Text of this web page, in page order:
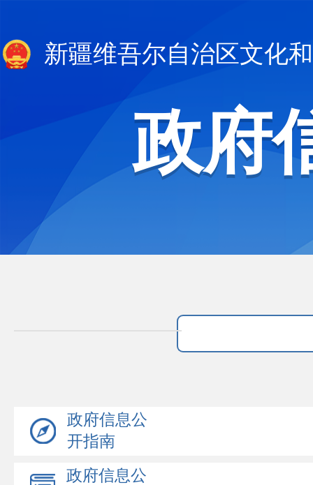
新疆维吾尔自治区文化
政府
政府信息公
开指南
政府信息公